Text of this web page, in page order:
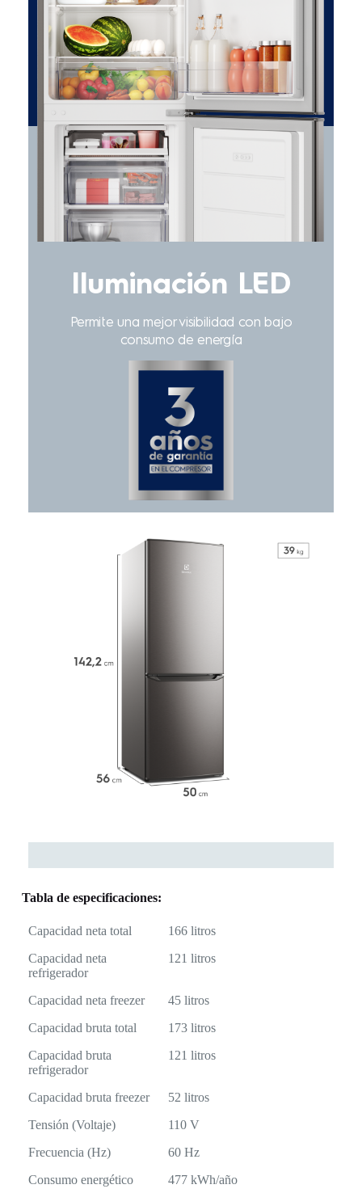
Tabla de especificaciones:
Capacidad neta total
166 litros
Capacidad neta
refrigerador
121 litros
Capacidad neta freezer
45 litros
Capacidad bruta total
173 litros
Capacidad bruta
refrigerador
121 litros
Capacidad bruta freezer
52 litros
Tensión (Voltaje)
110 V
Frecuencia (Hz)
60 Hz
Consumo energético
477 kWh/año